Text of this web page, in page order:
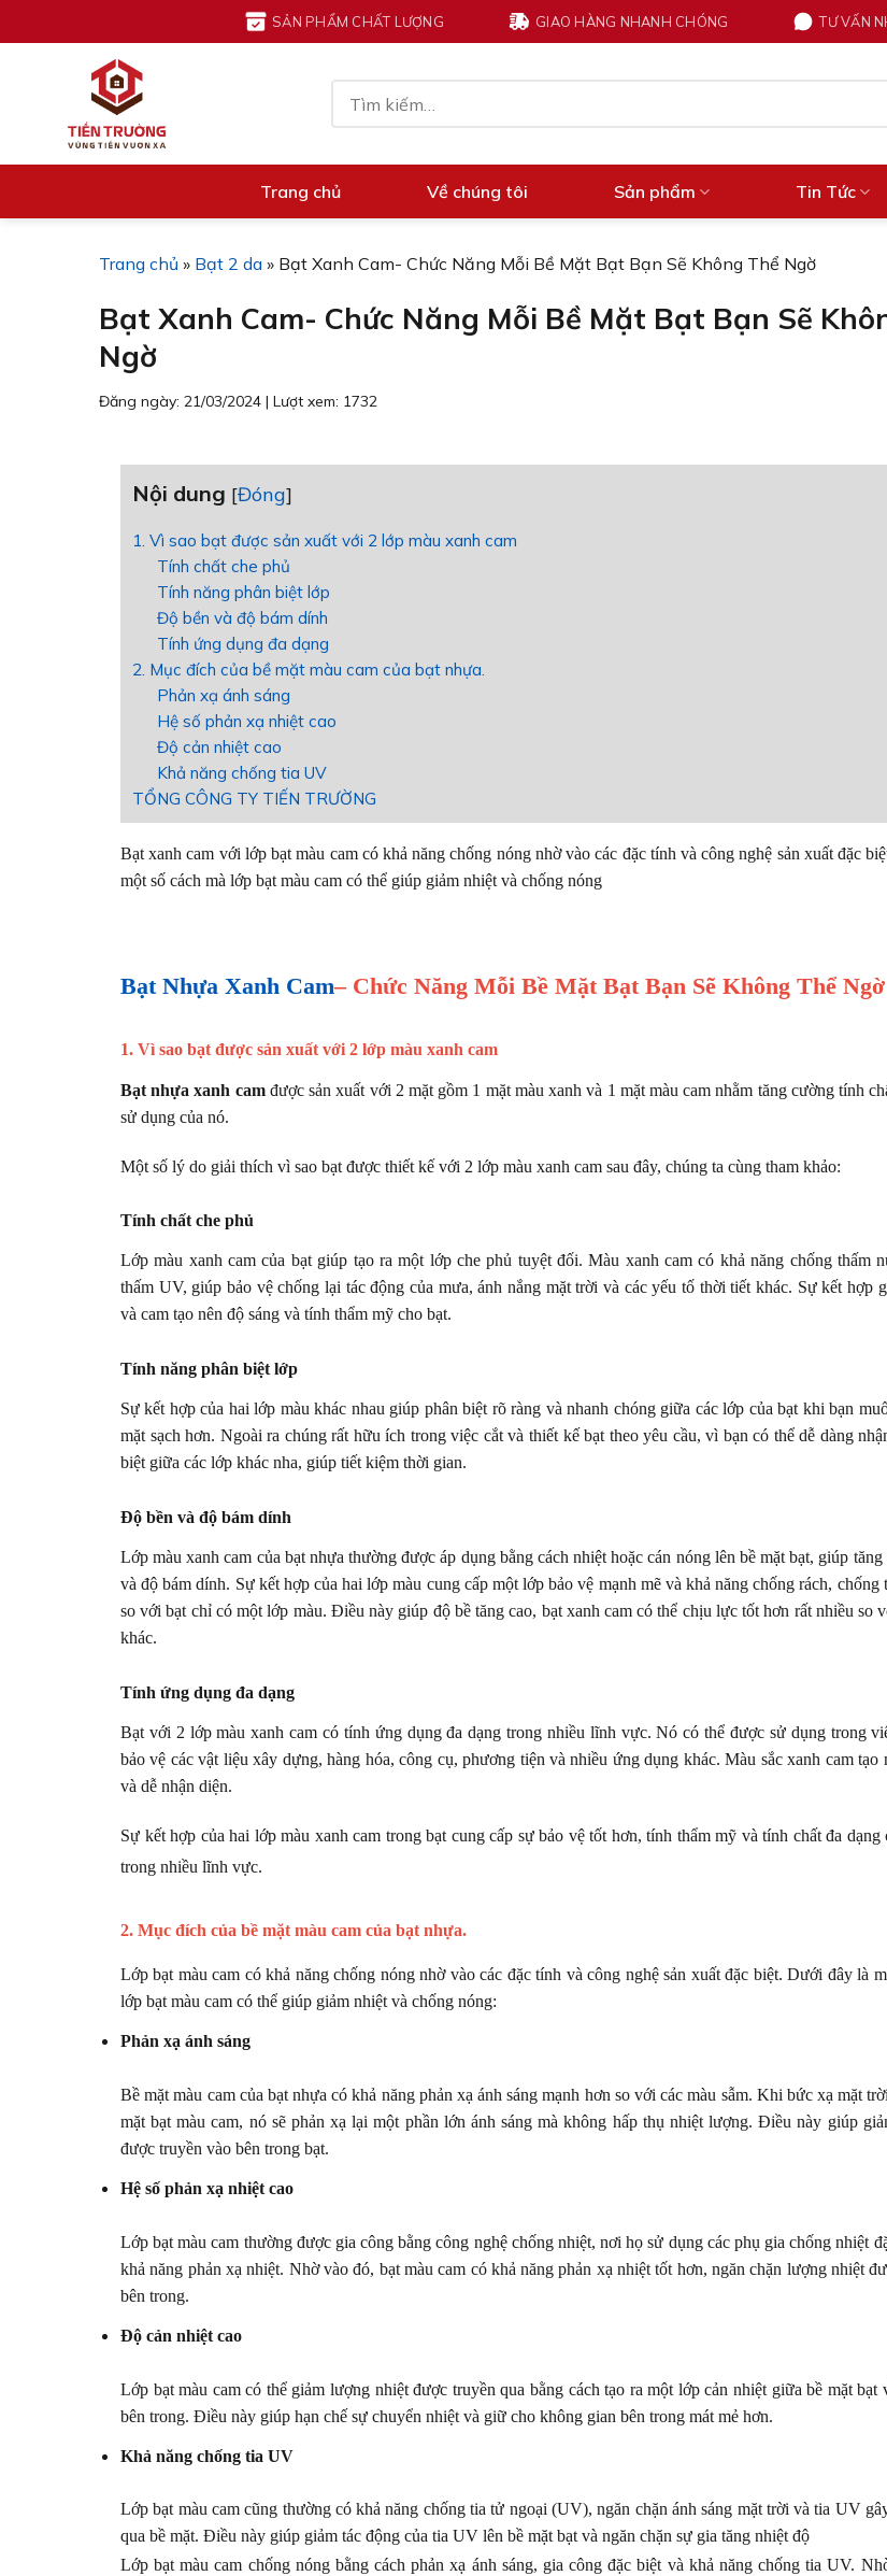
đến
SẢN PHẨM CHẤT LƯỢNG GIAO HÀNG NHANH CHÓNG TƯ VẤN
kiếm:
Trang chủ Về chúng tôi Sản phẩm Tin Tức
Trang chủ » Bạt 2 da » Bạt Xanh Cam- Chức Năng Mỗi Bề Mặt Bạt Bạn Sẽ Không Thể Ngờ
Bạt Xanh Cam- Chức Năng Mỗi Bề Mặt Bạt Bạn Sẽ
Ngờ
Đăng ngày: 21/03/2024 | Lượt xem: 1732
Nội dung [Đóng]
1. Vì sao bạt được sản xuất với 2 lớp màu xanh cam
Tính chất che phủ
Tính năng phân biệt lớp
Độ bền và độ bám dính
Tính ứng dụng đa dạng
2. Mục đích của bề mặt màu cam của bạt nhựa.
Phản xạ ánh sáng
Hệ số phản xạ nhiệt cao
Độ cản nhiệt cao
Khả năng chống tia UV
TỔNG CÔNG TY TIẾN TRƯỜNG
Bạt xanh cam với lớp bạt màu cam có khả năng chống nóng nhờ vào các đặc tính và công nghệ sản xuất đặc
một số cách mà lớp bạt màu cam có thể giúp giảm nhiệt và chống nóng
Bạt Nhựa Xanh Cam– Chức Năng Mỗi Bề Mặt Bạt Bạn Sẽ Không Thể Ngờ
1. Vì sao bạt được sản xuất với 2 lớp màu xanh cam
Bạt nhựa xanh camđược sản xuất với 2 mặt gồm 1 mặt màu xanh và 1 mặt màu cam nhằm tăng cường tính
sử dụng của nó.
Một số lý do giải thích vì sao bạt được thiết kế với 2 lớp màu xanh cam sau đây, chúng ta cùng tham khảo:
Tính chất che phủ
Lớp màu xanh cam của bạt giúp tạo ra một lớp che phủ tuyệt đối. Màu xanh cam có khả năng chống thấm
thấm UV, giúp bảo vệ chống lại tác động của mưa, ánh nắng mặt trời và các yếu tố thời tiết khác. Sự kết hợp
và cam tạo nên độ sáng và tính thẩm mỹ cho bạt.
Tính năng phân biệt lớp
Sự kết hợp của hai lớp màu khác nhau giúp phân biệt rõ ràng và nhanh chóng giữa các lớp của bạt khi bạn
mặt sạch hơn. Ngoài ra chúng rất hữu ích trong việc cắt và thiết kế bạt theo yêu cầu, vì bạn có thể dễ dàng
biệt giữa các lớp khác nha, giúp tiết kiệm thời gian.
Độ bền và độ bám dính
Lớp màu xanh cam của bạt nhựa thường được áp dụng bằng cách nhiệt hoặc cán nóng lên bề mặt bạt, giúp
và độ bám dính. Sự kết hợp của hai lớp màu cung cấp một lớp bảo vệ mạnh mẽ và khả năng chống rách, chống
so với bạt chỉ có một lớp màu. Điều này giúp độ bề tăng cao, bạt xanh cam có thể chịu lực tốt hơn rất nhiều so
khác.
Tính ứng dụng đa dạng
Bạt với 2 lớp màu xanh cam có tính ứng dụng đa dạng trong nhiều lĩnh vực. Nó có thể được sử dụng trong
bảo vệ các vật liệu xây dựng, hàng hóa, công cụ, phương tiện và nhiều ứng dụng khác. Màu sắc xanh cam tạo
và dễ nhận diện.
Sự kết hợp của hai lớp màu xanh cam trong bạt cung cấp sự bảo vệ tốt hơn, tính thẩm mỹ và tính chất đa dạng
trong nhiều lĩnh vực.
2. Mục đích của bề mặt màu cam của bạt nhựa.
Lớp bạt màu cam có khả năng chống nóng nhờ vào các đặc tính và công nghệ sản xuất đặc biệt. Dưới đây là
lớp bạt màu cam có thể giúp giảm nhiệt và chống nóng:
Phản xạ ánh sáng
Bề mặt màu cam của bạt nhựa có khả năng phản xạ ánh sáng mạnh hơn so với các màu sẫm. Khi bức xạ mặt
mặt bạt màu cam, nó sẽ phản xạ lại một phần lớn ánh sáng mà không hấp thụ nhiệt lượng. Điều này giúp
được truyền vào bên trong bạt.
Hệ số phản xạ nhiệt cao
Lớp bạt màu cam thường được gia công bằng công nghệ chống nhiệt, nơi họ sử dụng các phụ gia chống nhiệt
khả năng phản xạ nhiệt. Nhờ vào đó, bạt màu cam có khả năng phản xạ nhiệt tốt hơn, ngăn chặn lượng nhiệt
bên trong.
Độ cản nhiệt cao
Lớp bạt màu cam có thể giảm lượng nhiệt được truyền qua bằng cách tạo ra một lớp cản nhiệt giữa bề mặt bạt
bên trong. Điều này giúp hạn chế sự chuyển nhiệt và giữ cho không gian bên trong mát mẻ hơn.
Khả năng chống tia UV
Lớp bạt màu cam cũng thường có khả năng chống tia tử ngoại (UV), ngăn chặn ánh sáng mặt trời và tia UV
qua bề mặt. Điều này giúp giảm tác động của tia UV lên bề mặt bạt và ngăn chặn sự gia tăng nhiệt độ
Lớp bạt màu cam chống nóng bằng cách phản xạ ánh sáng, gia công đặc biệt và khả năng chống tia UV.